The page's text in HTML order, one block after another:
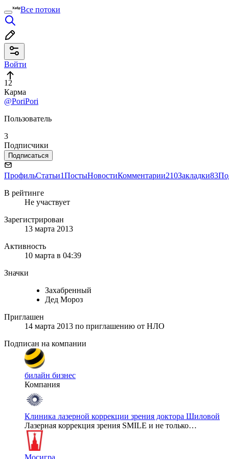
Все потоки
Войти
12
Карма
@PoriPori
Пользователь
3
Подписчики
Подписаться
ПрофильСтатьи1ПостыНовостиКомментарии210Закладки83
В рейтинге
Не участвует
Зарегистрирован
13 марта 2013
Активность
10 марта в 04:39
Значки
Захабренный
Дед Мороз
Приглашен
14 марта 2013 по приглашению от НЛО
Подписан на компании
билайн бизнес
Компания
Клиника лазерной коррекции зрения доктора Шиловой
Лазерная коррекция зрения SMILE и не только…
Мосигра